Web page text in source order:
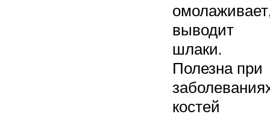
выводит
шлаки.
Полезна при
костей